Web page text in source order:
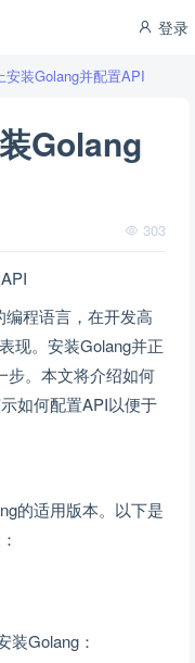
登录
安装Golang并配置API
Golang
303
程语言，在开发高
现。安装Golang并正
步。本文将介绍如何
如何配置API以便于
的适用版本。以下是
装Golang：